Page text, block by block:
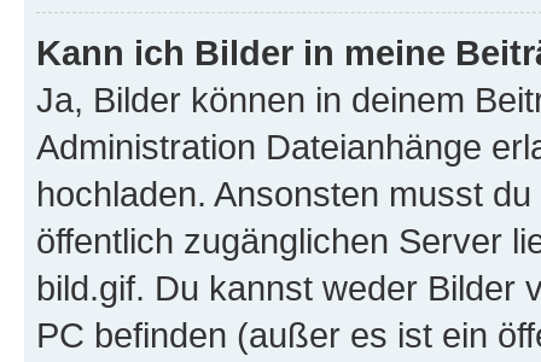
Kann ich Bilder in meine
Ja, Bilder können in deinem
Administration Dateianhänge
hochladen. Ansonsten musst
öffentlich zugänglichen Server
bild.gif. Du kannst weder Bilder
PC befinden (außer es ist ein